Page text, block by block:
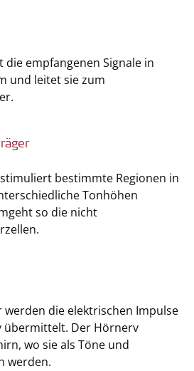
empfangenen Signale in
und leitet sie zum
bestimmte Regionen in
Tonhöhen
so die nicht
die elektrischen Impulse
übermittelt. Der Hörnerv
wo sie als Töne und
werden.